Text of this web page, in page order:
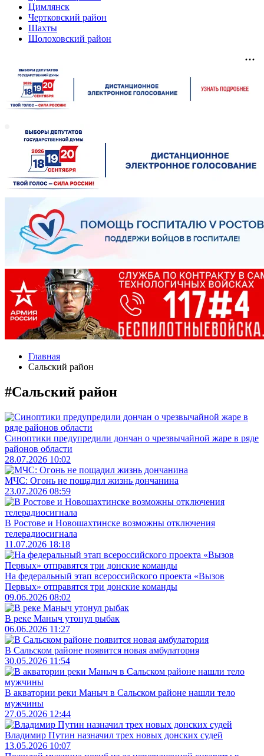
Цимлянск
Чертковский район
Шахты
Шолоховский район
Главная
Сальский район
#Сальский район
Синоптики предупредили дончан о чрезвычайной жаре в ряде
районов области
28.07.2026 10:02
МЧС: Огонь не пощадил жизнь дончанина
23.07.2026 08:59
В Ростове и Новошахтинске возможны отключения
телерадиосигнала
11.07.2026 18:18
На федеральный этап всероссийского проекта «Вызов
Первых» отправятся три донские команды
09.06.2026 08:02
В реке Маныч утонул рыбак
06.06.2026 11:27
В Сальском районе появится новая амбулатория
30.05.2026 11:54
В акватории реки Маныч в Сальском районе нашли тело
мужчины
27.05.2026 12:44
Владимир Путин назначил трех новых донских судей
13.05.2026 10:07